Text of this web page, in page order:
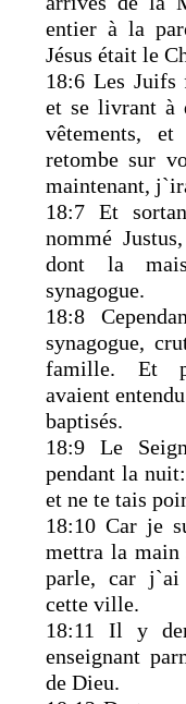
entier à la
Jésus était le
18:6 Les Juifs
et se livrant à
vêtements,
retombe sur
maintenant,
18:7 Et
nommé
dont la
synagogue.
18:8
synagogue,
famille. Et
avaient
baptisés.
18:9 Le
pendant la
et ne te tais
18:10 Car je
mettra la
parle, car j`ai
cette ville.
18:11 Il y
enseignant
de Dieu.